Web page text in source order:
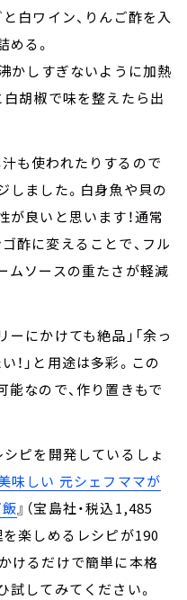
白ワイン、りんご酢を入
る。
かしすぎないように加熱
白胡椒で味を整えたら出
も使われたりするので
しました。白身魚や貝の
が良いと思います！通常
酢に変えることで、フル
ムソースの重たさが軽減
にかけても絶品」「余っ
」と用途は多彩。この
なので、作り置きもで
ピを開発しているしょ
味しい 元シェフママが
』（宝島社・税込1,485
を楽しめるレシピが190
けるだけで簡単に本格
試してみてください。